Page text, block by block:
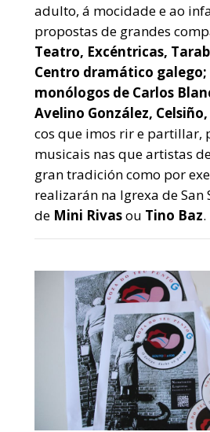
adulto, á mocidade e ao
propostas de grandes
Teatro, Excéntricas,
Centro dramático galego;
monólogos de Carlos
Avelino González,
cos que imos rir e partillar,
musicais nas que artistas
gran tradición como por
realizarán na Igrexa de San
de Mini Rivasou Tino Baz.